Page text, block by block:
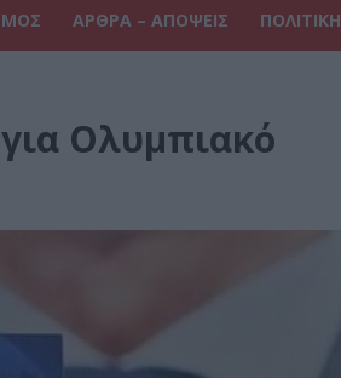
ΑΡΘΡΑ – ΑΠΟΨΕΙΣ ΠΟΛΙΤΙΚΗ
Ολυμπιακό